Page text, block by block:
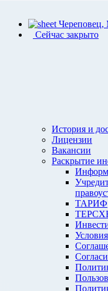
Череповец,
Сейчас закрыто
История и
Лицензии
Вакансии
Раскрытие
ТАРИФ